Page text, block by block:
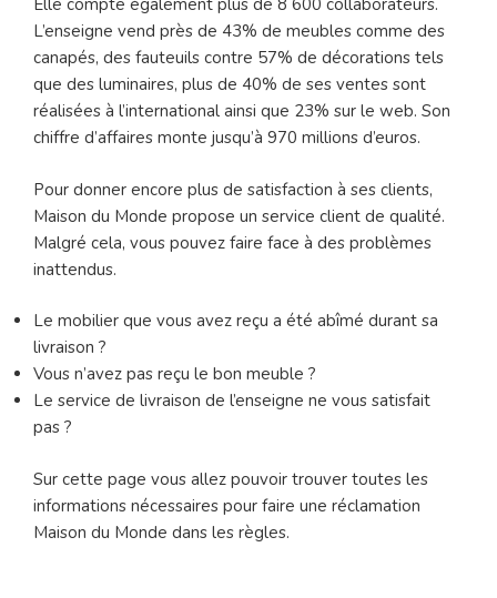
Elle compte également plus de 8 600 collaborateurs.
L’enseigne vend près de 43% de meubles comme des
canapés, des fauteuils contre 57% de décorations tels
que des luminaires, plus de 40% de ses ventes sont
réalisées à l’international ainsi que 23% sur le web. Son
chiffre d’affaires monte jusqu’à 970 millions d’euros.
Pour donner encore plus de satisfaction à ses clients,
Maison du Monde propose un service client de qualité.
Malgré cela, vous pouvez faire face à des problèmes
inattendus.
Le mobilier que vous avez reçu a été abîmé durant sa
livraison ?
Vous n’avez pas reçu le bon meuble ?
Le service de livraison de l’enseigne ne vous satisfait
pas ?
Sur cette page vous allez pouvoir trouver toutes les
informations nécessaires pour faire une réclamation
Maison du Monde dans les règles.